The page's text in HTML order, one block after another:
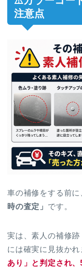
注意点
車の補修をする前
時の査定」 です。
実は、素人の補修
には確実に見抜か
あり」と判定され